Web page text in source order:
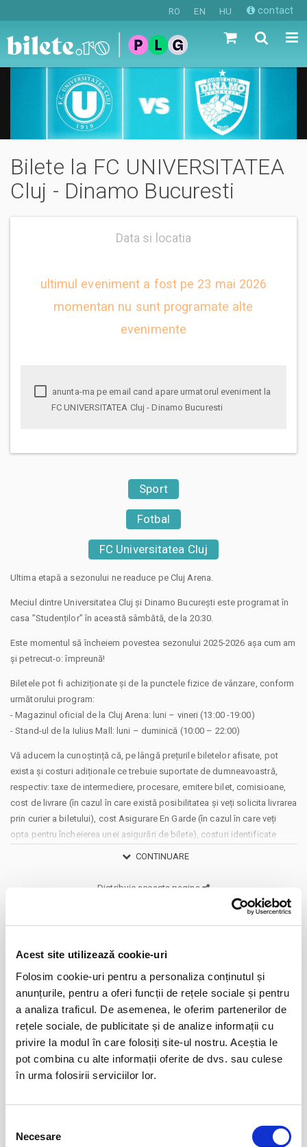
Acest site utilizează cookie-uri
Folosim cookie-uri pentru a personaliza conținutul și
anunțurile, pentru a oferi funcții de rețele sociale și pentru
a analiza traficul. De asemenea, le oferim partenerilor de
rețele sociale, de publicitate și de analize informații cu
privire la modul în care folosiți site-ul nostru. Aceștia le
pot combina cu alte informații oferite de dvs. sau culese
în urma folosirii serviciilor lor.
consimțământului
Necesare
RO EN HU contact
Bilete la FC UNIVERSITATEA
Cluj - Dinamo Bucuresti
Data si locatia
ultimul eveniment a fost pe 23 mai 2026
momentan nu sunt programate alte
evenimente
FC UNIVERSITATEA Cluj - Dinamo Bucuresti
Sport
Fotbal
FC Universitatea Cluj
Ultima etapă a sezonului ne readuce pe Cluj Arena.
Meciul dintre Universitatea Cluj și Dinamo București este programat în
casa ”Studenților” în această sâmbătă, de la 20:30.
Este momentul să încheiem povestea sezonului 2025-2026 așa cum am
și petrecut-o: împreună!
Biletele pot fi achiziționate și de la punctele fizice de vânzare, conform
următorului program:
- Magazinul oficial de la Cluj Arena: luni – vineri (13:00 -19:00)
- Stand-ul de la Iulius Mall: luni – duminică (10:00 – 22:00)
Vă aducem la cunoștință că, pe lângă prețurile biletelor afisate, pot
exista și costuri adiționale ce trebuie suportate de dumneavoastră,
respectiv: taxe de intermediere, procesare, emitere bilet, comisioane,
cost de livrare (în cazul în care există posibilitatea și veți solicita livrarea
prin curier a biletului), cost Asigurare En Garde (în cazul în care veți
opta pentru încheierea unei asigurări de bilete), costuri identificate
cumpărătorul se obligă să respecte Regulile de participare și acces la
site-ului Bilete.ro
Taxă procesare - 2 lei
Un bilet este valabil pentru o singură persoană. Toți participanții la
eveniment, adulți și copii, trebuie să dețină un bilet sau abonament,
indiferent de vârstă.
Vă rugăm să respectați orele de acces în stadion inscripționate pe
bilet, pentru a evita aglomerarea pe căile de acces sau deranjarea
celorlalți spectatori după începerea evenimentului.
CONTINUARE
Distribuie aceasta pagina
Evenimente similare
Abonamente FC Universitatea Cluj
Cluj-Napoca
BILETE
01
iun